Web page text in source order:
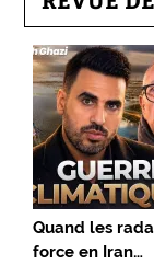
Quand les
force en Iran…